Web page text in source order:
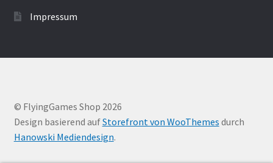
Impressum
© FlyingGames Shop 2026
Design basierend aufStorefront von WooThemes durch
Hanowski Mediendesign.